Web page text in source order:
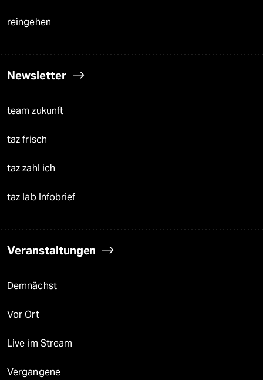
reingehen
Newsletter
team zukunft
taz frisch
taz zahl ich
taz lab Infobrief
Veranstaltungen
Demnächst
Vor Ort
Live im Stream
Vergangene